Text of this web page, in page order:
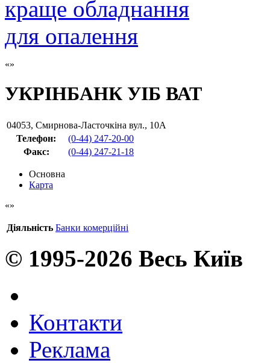
УКРІНБАНК УІБ ВАТ
04053, Смирнова-Ласточкіна вул., 10А
Телефон:
(0-44) 247-20-00
Факс: (0-44) 247-21-18
Основна
Карта
Діяльність Банки комерційні
© 1995-2026 Весь Київ
Контакти
Реклама